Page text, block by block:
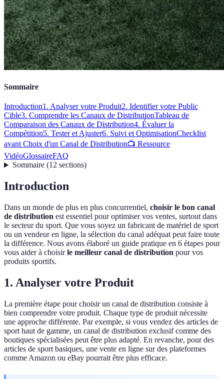
Sommaire
Introduction1. Analyser votre Produit2. Identifier votre Public
Cible3. Comprendre les Canaux de DistributionTableau de
Comparaison des Canaux de Distribution4. Évaluer la
Compétition5. Tester et Ajuster6. Suivi et OptimisationChecklist
avant Choix d'un Canal de Distribution📺 Ressource
VidéoGlossaireFAQ
Sommaire(12 sections)
Introduction
Dans un monde de plus en plus concurrentiel, choisir le bon canal
de distribution est essentiel pour optimiser vos ventes, surtout dans
le secteur du sport. Que vous soyez un fabricant de matériel de sport
ou un vendeur en ligne, la sélection du canal adéquat peut faire toute
la différence. Nous avons élaboré un guide pratique en 6 étapes pour
vous aider à choisirle meilleur canal de distribution pour vos
produits sportifs.
1. Analyser votre Produit
La première étape pour choisir un canal de distribution consiste à
bien comprendre votre produit. Chaque type de produit nécessite
une approche différente. Par exemple, si vous vendez des articles de
sport haut de gamme, un canal de distribution exclusif comme des
boutiques spécialisées peut être plus adapté. En revanche, pour des
articles de sport basiques, une vente en ligne sur des plateformes
comme Amazon ou eBay pourrait être plus efficace.